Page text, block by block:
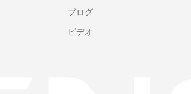
ブログ
ビデオ